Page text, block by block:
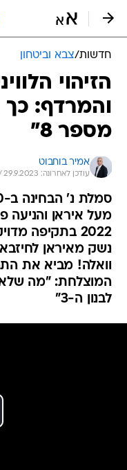
חדשות/צבא וביטחון
הזיהוי
והמרדף:
מספר 8"
אמיר בוחבוט
עודכן לאחרונה: 29.9.2023 / 15:20
מעל איראן והניעה
2022 בתקיפה
נשק מאיראן
וואלה! מביא את
המוצלחת: "מה
לבנון ה-3"